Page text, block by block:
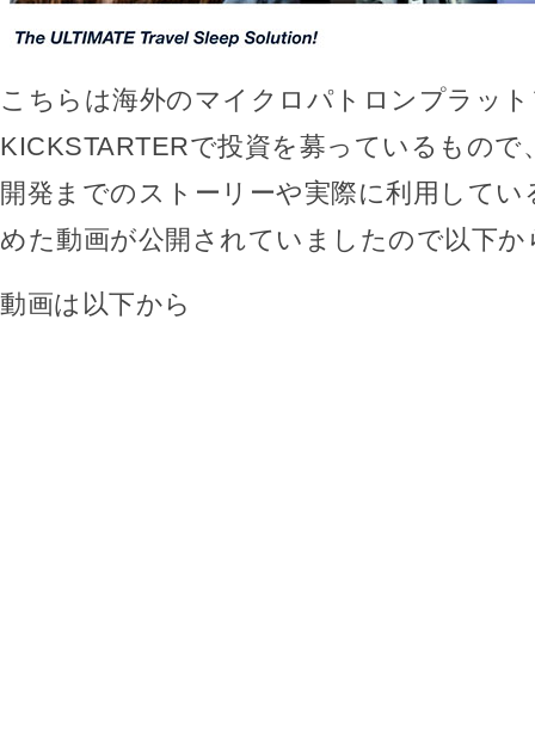
こちらは海外のマイクロパトロンプラッ
KICKSTARTERで投資を募っているもので
開発までのストーリーや実際に利用して
めた動画が公開されていましたので以下
動画は以下から